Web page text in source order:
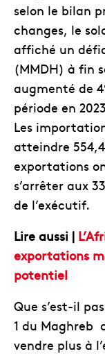
selon le bilan
changes, le
affiché un
(MMDH) à fin
augmenté de
période en
Les
atteindre
exportations
s’arrêter aux
de l’exécutif.
Lire aussi |
exportations
potentiel
Que s’est-il
1 du Maghreb
vendre plus à